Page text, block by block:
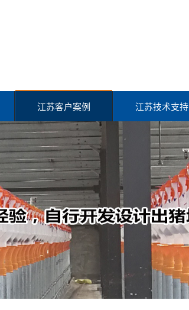
江苏客户案例 江苏技术支持